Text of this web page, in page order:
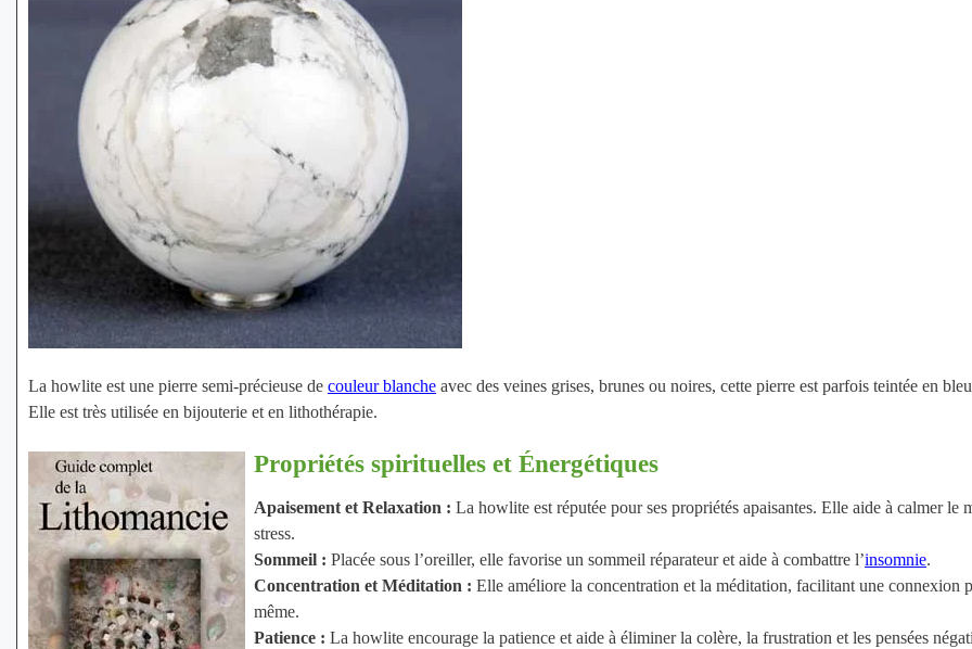
La howlite est une pierre semi-précieuse de couleur blancheavec des veines grises, brunes ou noires, cette pierre est parfois teintée en
Elle est très utilisée en bijouterie et en lithothérapie.
Propriétés spirituelles et Énergétiques
Apaisement et Relaxation : La howlite est réputée pour ses propriétés apaisantes. Elle aide à calmer le
stress.
Sommeil : Placée sous l’oreiller, elle favorise un sommeil réparateur et aide à combattre l’insomnie.
Concentration et Méditation : Elle améliore la concentration et la méditation, facilitant une connexion
même.
Patience : La howlite encourage la patience et aide à éliminer la colère, la frustration et les pensées